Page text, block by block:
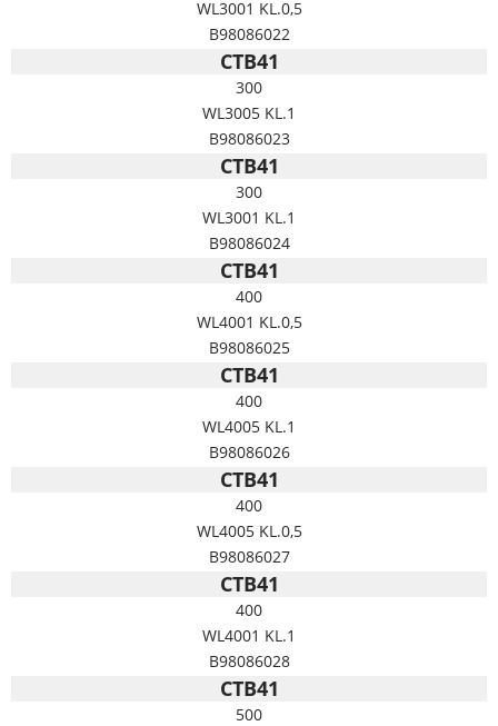
WL3001 KL.0,5
B98086022
CTB41
300
WL3005 KL.1
B98086023
CTB41
300
WL3001 KL.1
B98086024
CTB41
400
WL4001 KL.0,5
B98086025
CTB41
400
WL4005 KL.1
B98086026
CTB41
400
WL4005 KL.0,5
B98086027
CTB41
400
WL4001 KL.1
B98086028
CTB41
500